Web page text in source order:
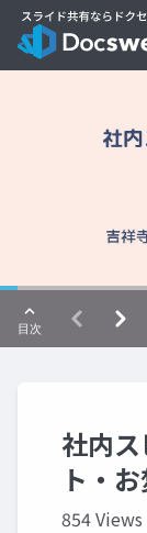
社内
ト・
854 Views